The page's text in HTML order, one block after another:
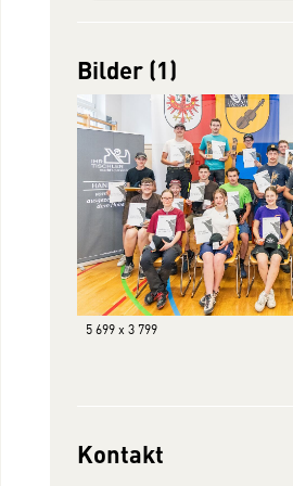
Bilder (1)
5 699 x 3 799
Kontakt